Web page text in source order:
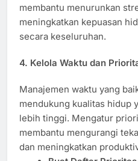
membantu menurunkan
meningkatkan kepuasan
secara keseluruhan.
4. Kelola Waktu dan
Manajemen waktu yang
mendukung kualitas hidup
lebih tinggi. Mengatur
membantu mengurangi
dan meningkatkan